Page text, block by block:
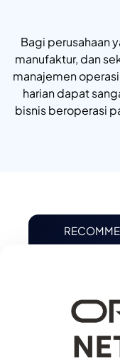
Bagi perusahaan
manufaktur, dan
manajemen
harian dapat
bisnis beroperasi